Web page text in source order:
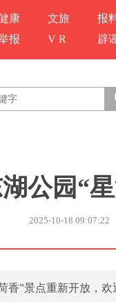
康 文旅
报
报 V R 辟
公园“
2025-10-18 09:07:22
”景点重新开放，欢